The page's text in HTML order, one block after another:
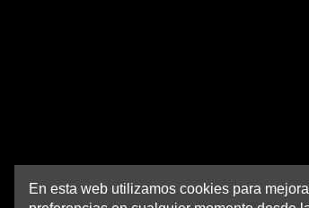
Guía tallas mujer
Guia tallas calzado
En esta web utilizamos cookies para